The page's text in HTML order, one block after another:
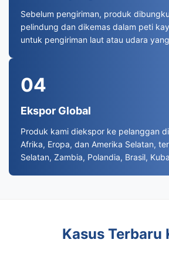
Sebelum pengiriman, produk
pelindung dan dikemas dalam peti
untuk pengiriman laut atau udara
04
Ekspor Global
Produk kami diekspor ke pelanggan
Afrika, Eropa, dan Amerika Selatan,
Selatan, Zambia, Polandia, Brasil,
Kasus Terbaru